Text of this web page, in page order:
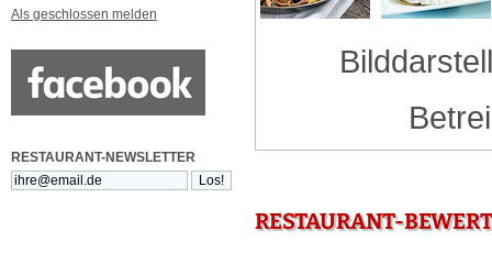
Als geschlossen melden
RESTAURANT-NEWSLETTER
RESTAURANT-